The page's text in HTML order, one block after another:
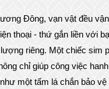
Đông, vạn vật đều
thoại - thứ gắn liền với
riêng. Một chiếc sim
chỉ giúp công việc
một tấm lá chắn bảo